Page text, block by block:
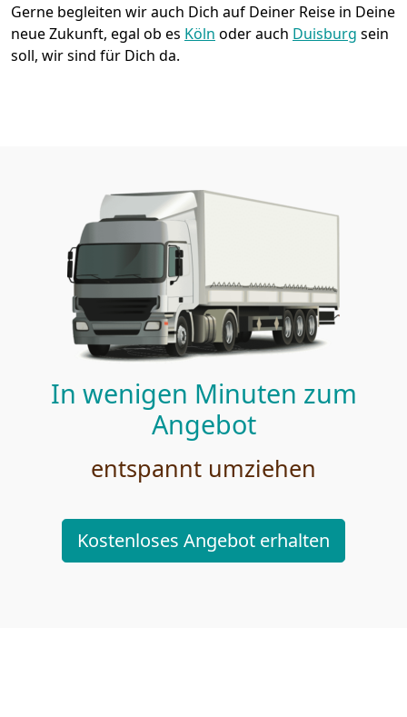
Gerne begleiten wir auch Dich auf Deiner Reise in Deine
neue Zukunft, egal ob es Köln oder auch Duisburg sein
soll, wir sind für Dich da.
In wenigen Minuten zum
Angebot
entspannt umziehen
Kostenloses Angebot erhalten